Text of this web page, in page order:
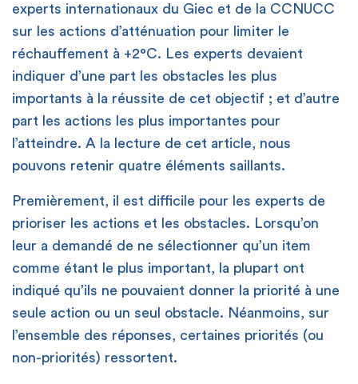
experts internationaux du Giec et de la CCNUCC
sur les actions d’atténuation pour limiter le
réchauffement à +2°C. Les experts devaient
indiquer d’une part les obstacles les plus
importants à la réussite de cet objectif ; et d’autre
part les actions les plus importantes pour
l’atteindre. A la lecture de cet article, nous
pouvons retenir quatre éléments saillants.
Premièrement, il est difficile pour les experts de
prioriser les actions et les obstacles. Lorsqu’on
leur a demandé de ne sélectionner qu’un item
comme étant le plus important, la plupart ont
indiqué qu’ils ne pouvaient donner la priorité à une
seule action ou un seul obstacle. Néanmoins, sur
l’ensemble des réponses, certaines priorités (ou
non-priorités) ressortent.